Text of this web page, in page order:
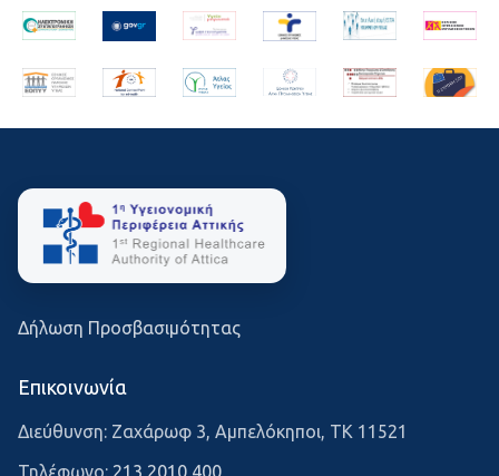
Δήλωση Προσβασιμότητας
Επικοινωνία
Διεύθυνση: Ζαχάρωφ 3, Αμπελόκηποι, ΤΚ 11521
Τηλέφωνο: 213 2010 400